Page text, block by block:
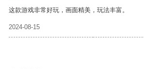
这款游戏非常好玩，画面精美，玩法丰富。
2024-08-15